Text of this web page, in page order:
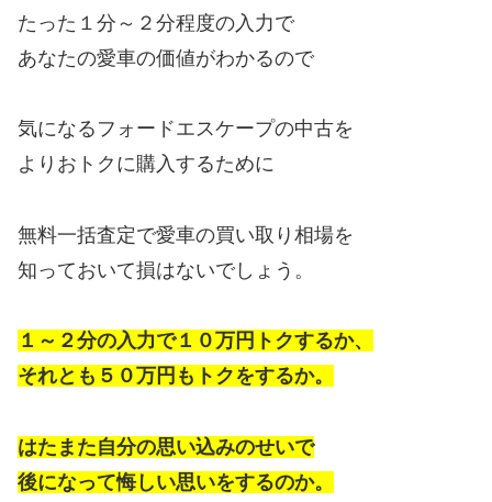
たった１分～２分程度の入力で
あなたの愛車の価値がわかるので
気になるフォードエスケープの中古を
よりおトクに購入するために
無料一括査定で愛車の買い取り相場を
知っておいて損はないでしょう。
１～２分の入力で１０万円トクするか、
それとも５０万円もトクをするか。
はたまた自分の思い込みのせいで
後になって悔しい思いをするのか。